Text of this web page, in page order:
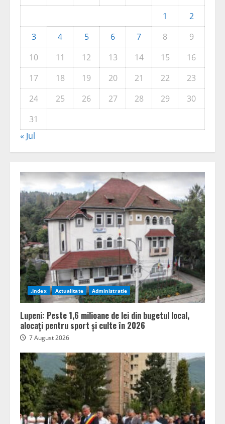
1
2
3
4 5 6 7 8
9
10
11 12 13 14 15
16
17
18 19 20 21 22
23
24
25 26 27 28 29
30
31
« Jul
.Index Actualitate Administratie
Lupeni: Peste 1,6 milioane de lei din bugetul local,
alocați pentru sport și culte în 2026
7 August 2026